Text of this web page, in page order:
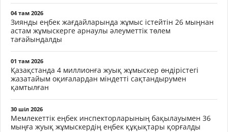
04 там 2026
Зиянды еңбек жағдайларында жұмыс істейтін 26 мыңнан
астам жұмыскерге арнаулы әлеуметтік төлем
тағайындалды
01 там 2026
Қазақстанда 4 миллионға жуық жұмыскер өндірістегі
жазатайым оқиғалардан міндетті сақтандырумен
қамтылған
30 шіл 2026
Мемлекеттік еңбек инспекторларының бақылауымен 36
мыңға жуық жұмыскердің еңбек құқықтары қорғалды